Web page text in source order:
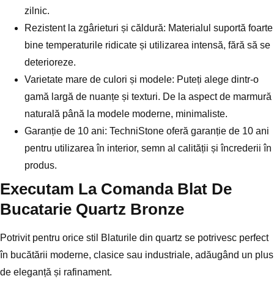
zilnic.
Rezistent la zgârieturi și căldură: Materialul suportă foarte
bine temperaturile ridicate și utilizarea intensă, fără să se
deterioreze.
Varietate mare de culori și modele: Puteți alege dintr-o
gamă largă de nuanțe și texturi. De la aspect de marmură
naturală până la modele moderne, minimaliste.
Garanție de 10 ani: TechniStone oferă garanție de 10 ani
pentru utilizarea în interior, semn al calității și încrederii în
produs.
Executam La Comanda Blat De
Bucatarie Quartz Bronze
Potrivit pentru orice stil Blaturile din quartz se potrivesc perfect
în bucătării moderne, clasice sau industriale, adăugând un plus
de eleganță și rafinament.